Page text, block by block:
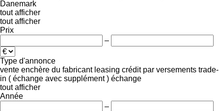
Danemark
tout afficher
tout afficher
Prix
–
Type d'annonce
vente enchère du fabricant leasing crédit par versements trade-
in ( échange avec supplément ) échange
tout afficher
Année
–